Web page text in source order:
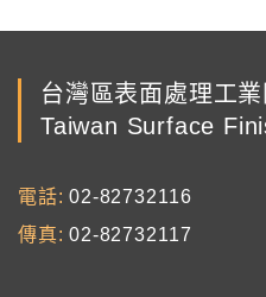
台灣區表面處理工
Taiwan Surface
電話
02-82732116
傳真
02-82732117